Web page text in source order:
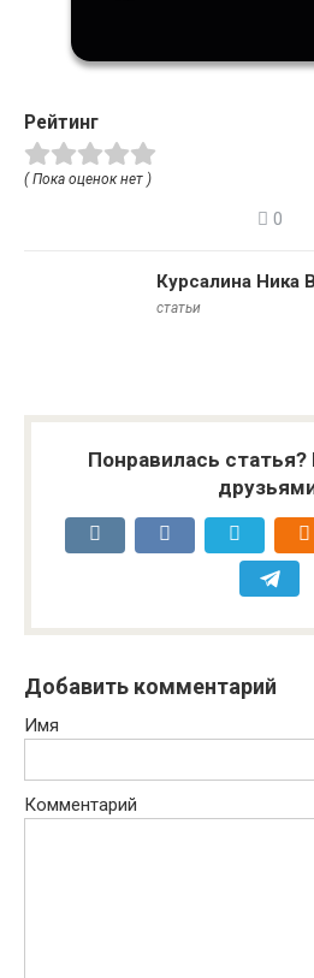
Рейтинг
( Пока оценок нет )
0
Курсалина Ника
статьи
Понравилась
Добавить комментарий
Имя
Комментарий